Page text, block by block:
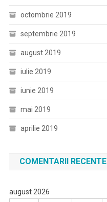
octombrie 2019
septembrie 2019
august 2019
iulie 2019
iunie 2019
mai 2019
aprilie 2019
COMENTARII RECENTE
august 2026